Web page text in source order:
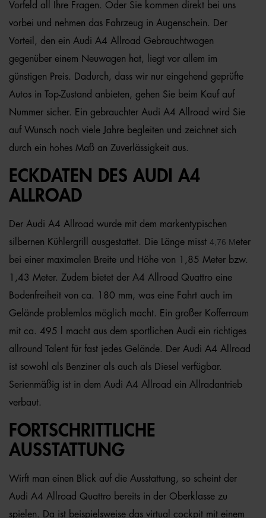
Vorfeld all Ihre Fragen. Oder Sie kommen direkt bei uns
vorbei und nehmen das Fahrzeug in Augenschein. Der
Vorteil, den ein Audi A4 Allroad Gebrauchtwagen
gegenüber einem Neuwagen hat, liegt vor allem im
günstigen Preis. Dadurch, dass wir nur eingehend geprüfte
Autos in Top-Zustand anbieten, gehen Sie beim Kauf auf
Nummer sicher. Ein gebrauchter Audi A4 Allroad wird Sie
auf Wunsch noch viele Jahre begleiten und zeichnet sich
durch ein hohes Maß an Zuverlässigkeit aus.
ECKDATEN DES AUDI A4
ALLROAD
Der Audi A4 Allroad wurde mit dem markentypischen
silbernen Kühlergrill ausgestattet. Die Länge misst 4,76 Meter
bei einer maximalen Breite und Höhe von 1,85 Meter bzw.
1,43 Meter. Zudem bietet der A4 Allroad Quattro eine
Bodenfreiheit von ca. 180 mm, was eine Fahrt auch im
Gelände problemlos möglich macht. Ein großer Kofferraum
mit ca. 495 l macht aus dem sportlichen Audi ein richtiges
allround Talent für fast jedes Gelände. Der Audi A4 Allroad
ist sowohl als Benziner als auch als Diesel verfügbar.
Serienmäßig ist in dem Audi A4 Allroad ein Allradantrieb
verbaut.
FORTSCHRITTLICHE
AUSSTATTUNG
Wirft man einen Blick auf die Ausstattung, so scheint der
Audi A4 Allroad Quattro bereits in der Oberklasse zu
spielen. Da ist beispielsweise das virtual cockpit mit einem